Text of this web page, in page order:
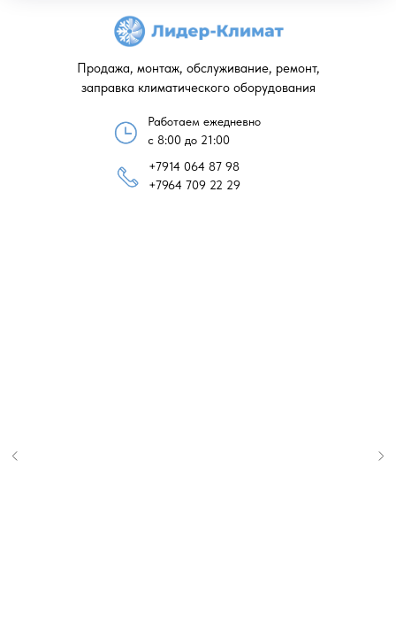
Работаем ежедневно
с 8:00 до 21:00
+7914 064 87 98
+7964 709 22 29
Продажа, монтаж, обслуживание, ремонт,
заправка климатического оборудования